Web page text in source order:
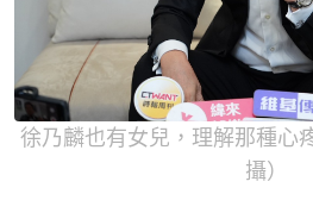
徐乃麟也有女兒，理解那種心
攝）